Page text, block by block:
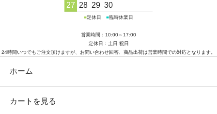
27 28 29 30
■定休日 ■臨時休業日
営業時間：10:00～17:00
定休日：土日 祝日
24時間いつでもご注文頂けますが、お問い合わせ回答、商品出荷は営業時間での対応となります。
ホーム
カートを見る